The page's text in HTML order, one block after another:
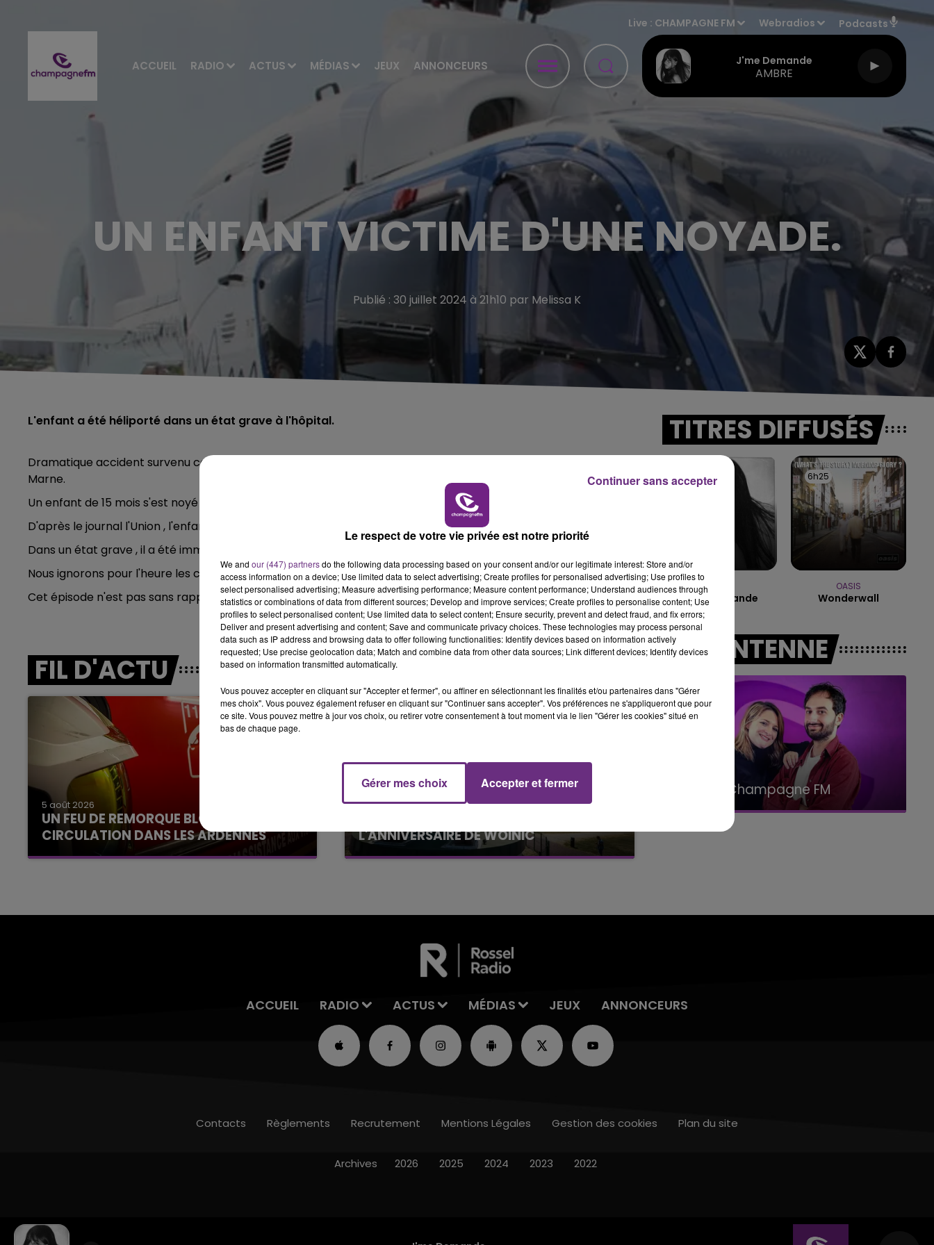
ACCUEIL RADIO ACTUS MÉDIAS JEUX ANNONCEURS
Live : CHAMPAGNE FM Webradios Podcasts
J'me Demande
AMBRE
10h00 - 14h00
LE TICKET DE CAISSE
14h00 - 15h00
LA RADIO POP
UN ENFANT VICTIME D'UNE NOYADE.
Publié : 30 juillet 2024 à 21h10 par Melissa K
L'enfant a été héliporté dans un état grave à l'hôpital.
Dramatique accident survenu ce mardi 30 juillet 2024 à Val-des-Marais, près de Fère-Champenoise dans la
Marne.
Un enfant de 15 mois s'est noyé dans une piscine privée.
D'après le journal l'Union , l'enfant avait été réanimé , et donc, conscient à l'arrivée des pompiers.
Dans un état grave , il a été immédiatement héliporté , au CHU de Reims.
Nous ignorons pour l'heure les circonstances de l'accident.
Cet épisode n'est pas sans rappelerl'incident survenu le samedi 13 juillet dans l'Aube.
FIL D'ACTU
5 août 2026
UN FEU DE REMORQUE BLOQUE LA
CIRCULATION DANS LES ARDENNES
Un feu de remorque s'est déclaré ce mercredi
5 août 2026
L'ANNIVERSAIRE DE WOINIC
Ce samedi 8 août sera un grand jour :
TITRES DIFFUSÉS
6h29
6h29
AMBRE
J'me Demande
6h25
6h25
OASIS
Wonderwall
A L'ANTENNE
10h00 - 14h00
La Radio Pop Le Club Champagne FM
ACCUEIL RADIO ACTUS MÉDIAS JEUX ANNONCEURS
Contacts Règlements Recrutement Mentions Légales Gestion des cookies Plan du site
Archives 2026 2025 2024 2023 2022
Le respect de votre vie privée est notre priorité
We and our (447) partnersdo the following data processing based on your consent and/or our legitimate interest: Store and/or
access information on a device; Use limited data to select advertising; Create profiles for personalised advertising; Use profiles to
select personalised advertising; Measure advertising performance; Measure content performance; Understand audiences through
statistics or combinations of data from different sources; Develop and improve services; Create profiles to personalise content; Use
profiles to select personalised content; Use limited data to select content; Ensure security, prevent and detect fraud, and fix errors;
Deliver and present advertising and content; Save and communicate privacy choices. These technologies may process personal
data such as IP address and browsing data to offer following functionalities: Identify devices based on information actively
requested; Use precise geolocation data; Match and combine data from other data sources; Link different devices; Identify devices
based on information transmitted automatically.
Vous pouvez accepter en cliquant sur "Accepter et fermer", ou affiner en sélectionnant les finalités et/ou partenaires dans "Gérer
mes choix". Vous pouvez également refuser en cliquant sur "Continuer sans accepter". Vos préférences ne s'appliqueront que pour
ce site. Vous pouvez mettre à jour vos choix, ou retirer votre consentement à tout moment via le lien "Gérer les cookies" situé en
bas de chaque page.
Gérer mes choix Accepter et fermer
Continuer sans accepter